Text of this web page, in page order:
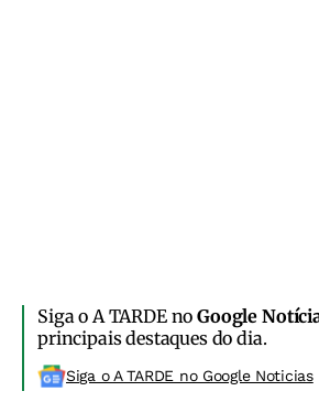
Siga o A TARDE noGoogle
principais destaques do dia.
Siga o A TARDE no Google Noticias